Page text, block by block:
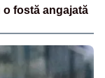
fostă angajată